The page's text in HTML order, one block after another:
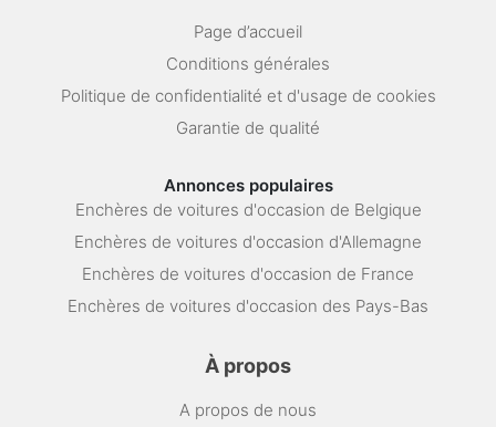
Page d’accueil
Conditions générales
Politique de confidentialité et d'usage de cookies
Garantie de qualité
Annonces populaires
Enchères de voitures d'occasion de Belgique
Enchères de voitures d'occasion d'Allemagne
Enchères de voitures d'occasion de France
Enchères de voitures d'occasion des Pays-Bas
À propos
A propos de nous